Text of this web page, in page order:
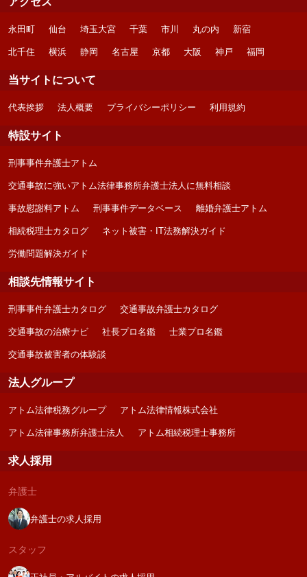
永田町 仙台 埼玉大宮 千葉 市川 丸の内 新宿
北千住 横浜 静岡 名古屋 京都 大阪 神戸 福岡
当サイトについて
代表挨拶 法人概要 プライバシーポリシー 利用規約
特設サイト
刑事事件弁護士アトム
交通事故に強いアトム法律事務所弁護士法人に無料相談
事故慰謝料アトム 刑事事件データベース 離婚弁護士アトム
相続税理士カタログ ネット被害・IT法務解決ガイド
労働問題解決ガイド
相談先情報サイト
刑事事件弁護士カタログ 交通事故弁護士カタログ
交通事故の治療ナビ 社長プロ名鑑 士業プロ名鑑
交通事故被害者の体験談
法人グループ
アトム法律税務グループ アトム法律情報株式会社
アトム法律事務所弁護士法人 アトム相続税理士事務所
求人採用
弁護士
弁護士の求人採用
スタッフ